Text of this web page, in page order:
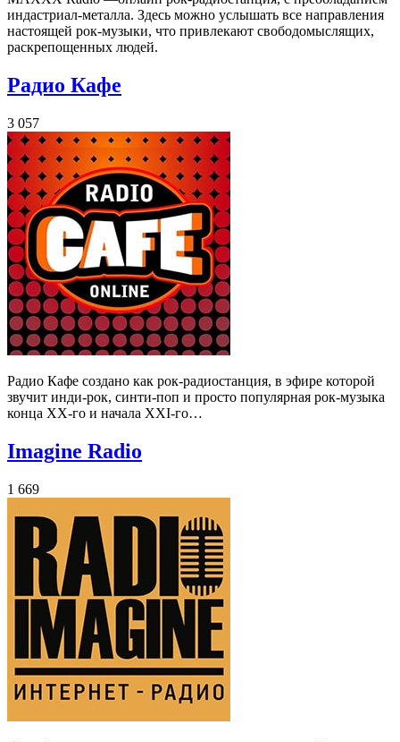
индастриал-металла. Здесь можно услышать все направления
настоящей рок-музыки, что привлекают свободомыслящих,
раскрепощенных людей.
Радио Кафе
3 057
Радио Кафе создано как рок-радиостанция, в эфире которой
звучит инди-рок, синти-поп и просто популярная рок-музыка
конца XX-го и начала XXI-го…
Imagine Radio
1 669